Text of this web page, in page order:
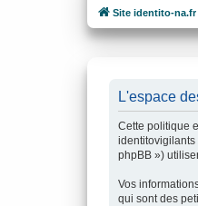
Site identito-na.fr
L'espace
Cette politique
identitovigilants
phpBB »)
Vos
qui sont des